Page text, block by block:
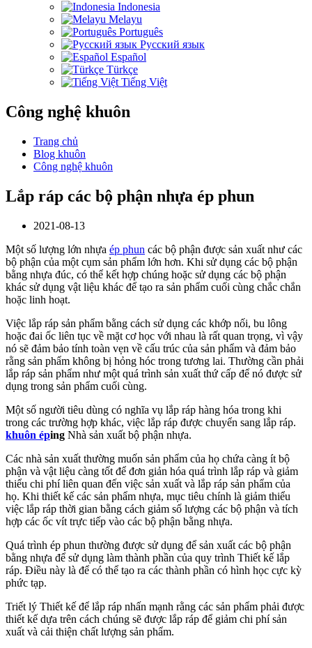
Indonesia
Melayu
Português
Русский язык
Español
Türkçe
Tiếng Việt
Công nghệ khuôn
Trang chủ
Blog khuôn
Công nghệ khuôn
Lắp ráp các bộ phận nhựa ép phun
2021-08-13
Một số lượng lớn nhựa ép phun các bộ phận được sản xuất như các
bộ phận của một cụm sản phẩm lớn hơn. Khi sử dụng các bộ phận
bằng nhựa đúc, có thể kết hợp chúng hoặc sử dụng các bộ phận
khác sử dụng vật liệu khác để tạo ra sản phẩm cuối cùng chắc chắn
hoặc linh hoạt.
Việc lắp ráp sản phẩm bằng cách sử dụng các khớp nối, bu lông
hoặc đai ốc liên tục về mặt cơ học với nhau là rất quan trọng, vì vậy
nó sẽ đảm bảo tính toàn vẹn về cấu trúc của sản phẩm và đảm bảo
rằng sản phẩm không bị hỏng hóc trong tương lai. Thường cần phải
lắp ráp sản phẩm như một quá trình sản xuất thứ cấp để nó được sử
dụng trong sản phẩm cuối cùng.
Một số người tiêu dùng có nghĩa vụ lắp ráp hàng hóa trong khi
trong các trường hợp khác, việc lắp ráp được chuyển sang lắp ráp.
khuôn éping Nhà sản xuất bộ phận nhựa.
Các nhà sản xuất thường muốn sản phẩm của họ chứa càng ít bộ
phận và vật liệu càng tốt để đơn giản hóa quá trình lắp ráp và giảm
thiểu chi phí liên quan đến việc sản xuất và lắp ráp sản phẩm của
họ. Khi thiết kế các sản phẩm nhựa, mục tiêu chính là giảm thiểu
việc lắp ráp thời gian bằng cách giảm số lượng các bộ phận và tích
hợp các ốc vít trực tiếp vào các bộ phận bằng nhựa.
Quá trình ép phun thường được sử dụng để sản xuất các bộ phận
bằng nhựa để sử dụng làm thành phần của quy trình Thiết kế lắp
ráp. Điều này là để có thể tạo ra các thành phần có hình học cực kỳ
phức tạp.
Triết lý Thiết kế để lắp ráp nhấn mạnh rằng các sản phẩm phải được
thiết kế dựa trên cách chúng sẽ được lắp ráp để giảm chi phí sản
xuất và cải thiện chất lượng sản phẩm.